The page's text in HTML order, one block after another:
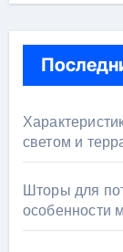
светом и
Шторы для
особенности